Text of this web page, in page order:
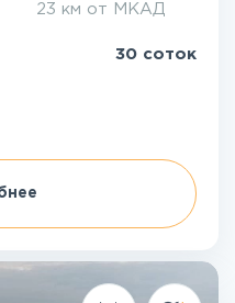
23 км от МКАД
30 соток